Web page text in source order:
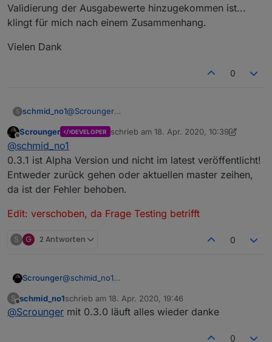
Validierung der Ausgabewerte hinzugekommen ist...
klingt für mich nach einem Zusammenhang.
Vielen Dank
0
S schmid_no1@Scrounger
Habe gestern Abend deinen Adapter geupdatet
auf 0.3.1
Jetzt habe ich das Problem dass die Topbar
Die 1 Seite wird wie gewohnt angezeigt, die
Navigation zu einem anderen View funktionit nicht
Auf Version 0.2.76 ist alles reibungslos gelaufen.
hin zum schauen obs daran liegt.
Edit: verschoben, da Frage Testing betrifft
Offline
Scrounger DEVELOPER schrieb am 18. Apr. 2020, 10:39
zuletzt editiert von Scrounger
@schmid_no1
0.3.1 ist Alpha Version und nicht im latest veröffentlicht!
Entweder zurück gehen oder aktuellen master zeihen,
da ist der Fehler behoben.
Edit: verschoben, da Frage Testing betrifft
S G 2 Antworten 0
Scrounger@schmid_no1
veröffentlicht!
Entweder zurück gehen oder aktuellen master
Edit: verschoben, da Frage Testing betrifft
S
Offline
schmid_no1schrieb am 18. Apr. 2020, 19:46
zuletzt editiert von
@Scrounger mit 0.3.0 läuft alles wieder danke
0